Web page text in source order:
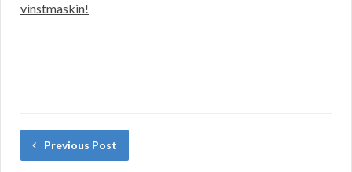
vinstmaskin!
Previous Post